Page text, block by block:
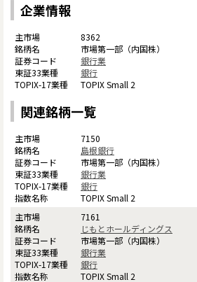
企業情報
8362
市場第一部（内国株）
銀行業
銀行
TOPIX Small 2
関連銘柄一覧
7150
島根銀行
市場第一部（内国株）
銀行業
銀行
TOPIX Small 2
7161
じもとホールディングス
市場第一部（内国株）
銀行業
銀行
TOPIX Small 2